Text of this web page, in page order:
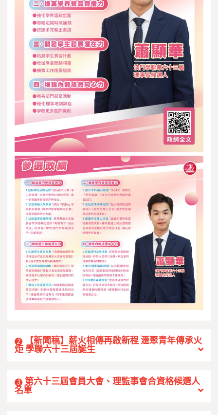
2
【新聞稿】薪火相傳再啟新程 滙聚青年傳承火
炬 學聯六十三屆誕生
3 第六十三屆會員大會、理監事會合資格候選人
名單